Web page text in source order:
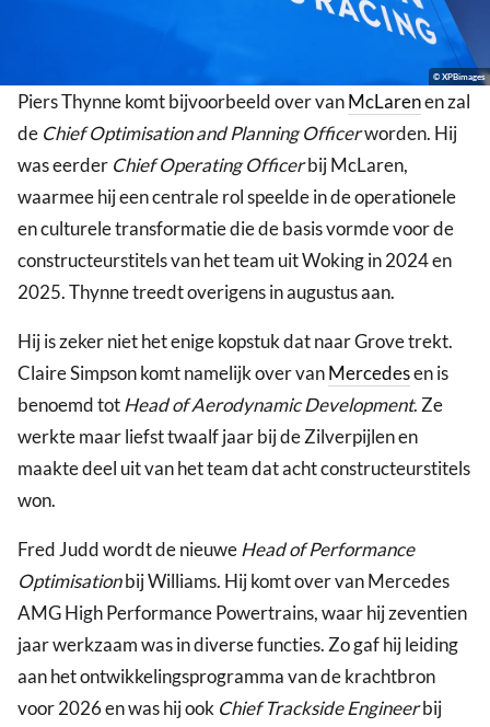
© XPBimages
Piers Thynne komt bijvoorbeeld over vanMcLarenen zal
de Chief Optimisation and Planning Officerworden. Hij
was eerder Chief Operating Officerbij McLaren,
waarmee hij een centrale rol speelde in de operationele
en culturele transformatie die de basis vormde voor de
constructeurstitels van het team uit Woking in 2024 en
2025. Thynne treedt overigens in augustus aan.
Hij is zeker niet het enige kopstuk dat naar Grove trekt.
Claire Simpson komt namelijk over vanMercedesen is
benoemd totHead of Aerodynamic Development. Ze
werkte maar liefst twaalf jaar bij de Zilverpijlen en
maakte deel uit van het team dat acht constructeurstitels
won.
Fred Judd wordt de nieuweHead of Performance
Optimisationbij Williams. Hij komt over van Mercedes
AMG High Performance Powertrains, waar hij zeventien
jaar werkzaam was in diverse functies. Zo gaf hij leiding
aan het ontwikkelingsprogramma van de krachtbron
voor 2026 en was hij ook Chief Trackside Engineerbij